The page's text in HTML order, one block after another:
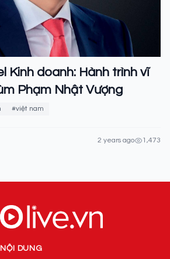
Kinh doanh: Hành trình vĩ
Phạm Nhật Vượng
#việt nam
2 years ago 1,473
DUNG